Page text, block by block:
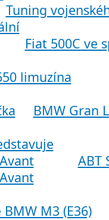
Tuning
Fiat 500C ve
limuzína
BMW Gran
ABT
BMW M3 (E36)